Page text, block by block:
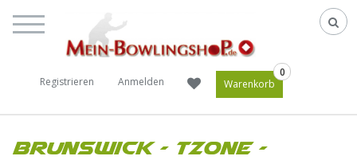
Registrieren Anmelden
0
Warenkorb
Brunswick – Tzone -